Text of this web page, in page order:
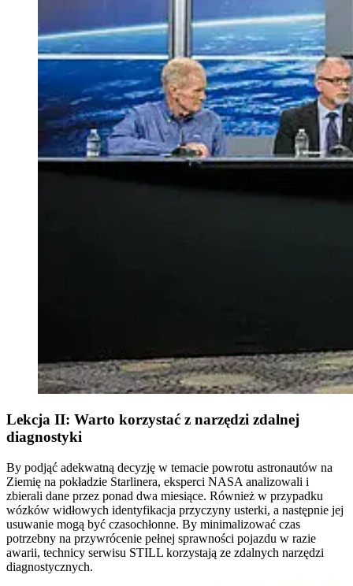
Lekcja II: Warto korzystać z narzędzi zdalnej
diagnostyki
By podjąć adekwatną decyzję w temacie powrotu astronautów na
Ziemię na pokładzie Starlinera, eksperci NASA analizowali i
zbierali dane przez ponad dwa miesiące. Również w przypadku
wózków widłowych identyfikacja przyczyny usterki, a następnie jej
usuwanie mogą być czasochłonne. By minimalizować czas
potrzebny na przywrócenie pełnej sprawności pojazdu w razie
awarii, technicy serwisu STILL korzystają ze zdalnych narzędzi
diagnostycznych.